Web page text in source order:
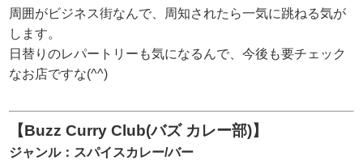
周囲がビジネス街なんで、周知されたら一気に跳ねる気が
します。
日替りのレパートリーも気になるんで、今後も要チェック
なお店ですな(^^)
【Buzz Curry Club(バズ カレー部)】
ジャンル：スパイスカレー/バー